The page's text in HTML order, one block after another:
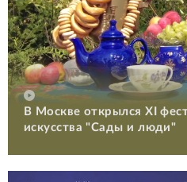
В Москве открылся XI
искусства "Сады и люди"